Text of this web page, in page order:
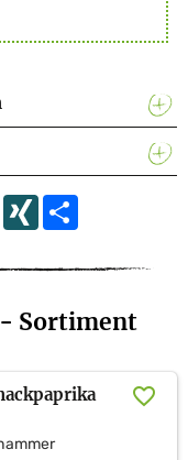
LinkedIn
XING
Sortiment